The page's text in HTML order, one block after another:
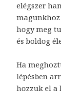
elégszer
hogy meg
és boldog
Ha
lépésben
hozzuk el a